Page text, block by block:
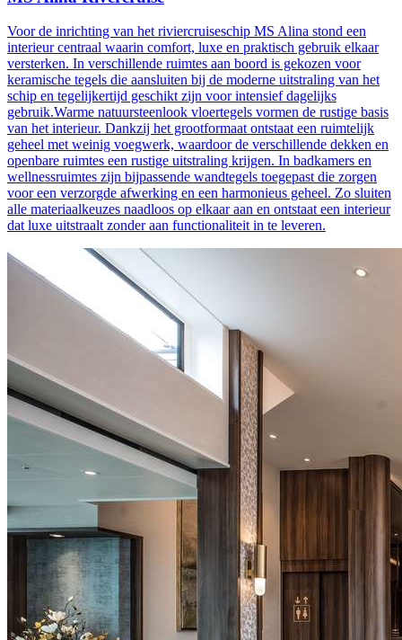
Voor de inrichting van het riviercruiseschip MS Alina stond een
interieur centraal waarin comfort, luxe en praktisch gebruik elkaar
versterken. In verschillende ruimtes aan boord is gekozen voor
keramische tegels die aansluiten bij de moderne uitstraling van het
schip en tegelijkertijd geschikt zijn voor intensief dagelijks
gebruik.Warme natuursteenlook vloertegels vormen de rustige basis
van het interieur. Dankzij het grootformaat ontstaat een ruimtelijk
geheel met weinig voegwerk, waardoor de verschillende dekken en
openbare ruimtes een rustige uitstraling krijgen. In badkamers en
wellnessruimtes zijn bijpassende wandtegels toegepast die zorgen
voor een verzorgde afwerking en een harmonieus geheel. Zo sluiten
alle materiaalkeuzes naadloos op elkaar aan en ontstaat een interieur
dat luxe uitstraalt zonder aan functionaliteit in te leveren.